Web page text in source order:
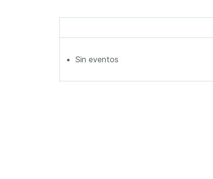
Sin eventos